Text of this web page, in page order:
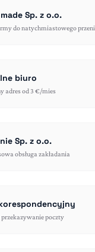
Sp. z o.o.
do natychmiastowego
biuro
adres od 3 €/mies
Sp. z o.o.
obsługa zakładania
przekazywanie poczty